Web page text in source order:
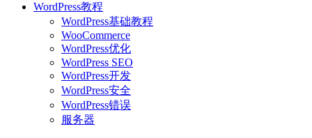
WordPress教程
WordPress基础教程
WooCommerce
WordPress优化
WordPress SEO
WordPress开发
WordPress安全
WordPress错误
服务器